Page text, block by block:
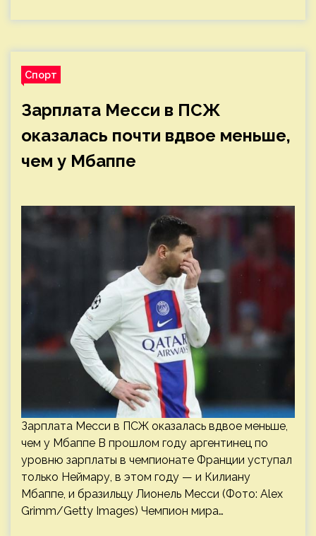
Спорт
Зарплата Месси в ПСЖ
оказалась почти вдвое меньше,
чем у Мбаппе
Зарплата Месси в ПСЖ оказалась вдвое меньше,
чем у Мбаппе В прошлом году аргентинец по
уровню зарплаты в чемпионате Франции уступал
только Неймару, в этом году — и Килиану
Мбаппе, и бразильцу Лионель Месси (Фото: Alex
Grimm/Getty Images) Чемпион мира…